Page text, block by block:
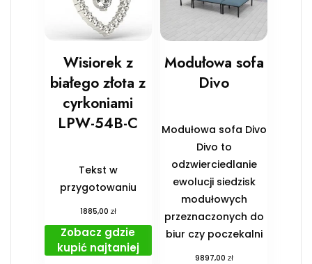
Wisiorek z
białego złota z
cyrkoniami
LPW-54B-C
Tekst w
przygotowaniu
1885,00 zł
Zobacz gdzie
kupić najtaniej
Modułowa sofa
Divo
Modułowa sofa Divo
Divo to
odzwierciedlanie
ewolucji siedzisk
modułowych
przeznaczonych do
biur czy poczekalni
9897,00 zł